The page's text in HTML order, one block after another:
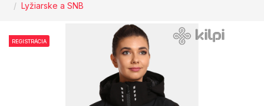
Lyžiarske a SNB
REGISTRÁCIA